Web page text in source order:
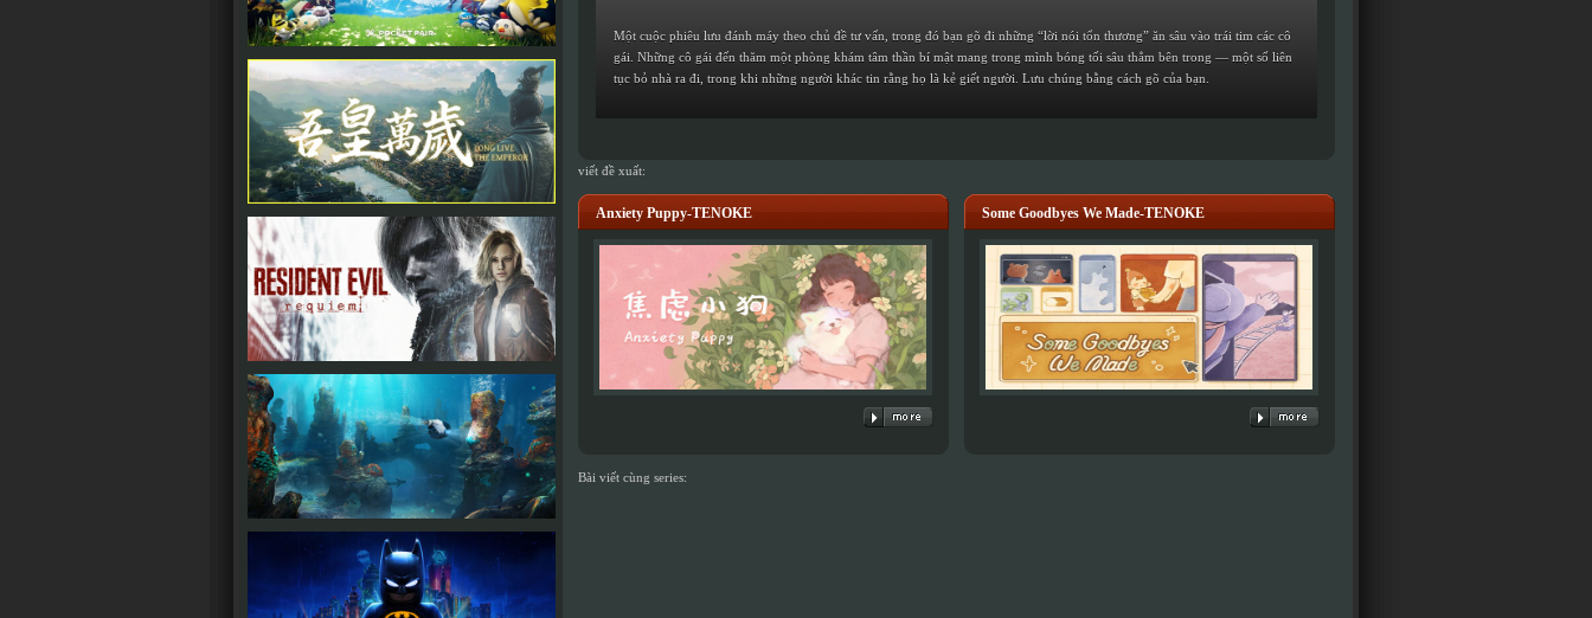
Một cuộc phiêu lưu đánh máy theo chủ đề tư vấn, trong đó bạn gõ đi những “lời nói tổn thương” ăn sâu vào trái tim các cô
gái. Những cô gái đến thăm một phòng khám tâm thần bí mật mang trong mình bóng tối sâu thẳm bên trong — một số liên
tục bỏ nhà ra đi, trong khi những người khác tin rằng họ là kẻ giết người. Lưu chúng bằng cách gõ của bạn.
viết đề xuất:
Anxiety Puppy-TENOKE Some Goodbyes We Made-TENOKE
Bài viết cùng series: